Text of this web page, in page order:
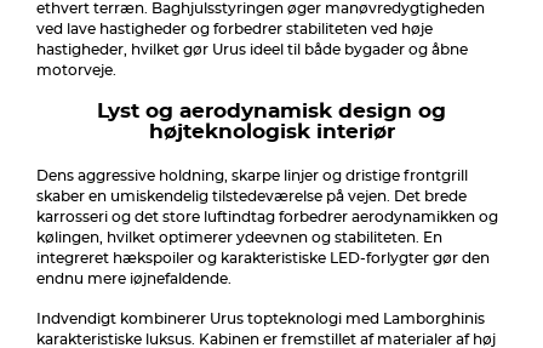
ethvert terræn. Baghjulsstyringen øger manøvredygtigheden
ved lave hastigheder og forbedrer stabiliteten ved høje
hastigheder, hvilket gør Urus ideel til både bygader og åbne
motorveje.
Lyst og aerodynamisk design og
højteknologisk interiør
Dens aggressive holdning, skarpe linjer og dristige frontgrill
skaber en umiskendelig tilstedeværelse på vejen. Det brede
karrosseri og det store luftindtag forbedrer aerodynamikken og
kølingen, hvilket optimerer ydeevnen og stabiliteten. En
integreret hækspoiler og karakteristiske LED-forlygter gør den
endnu mere iøjnefaldende.
Indvendigt kombinerer Urus topteknologi med Lamborghinis
karakteristiske luksus. Kabinen er fremstillet af materialer af høj